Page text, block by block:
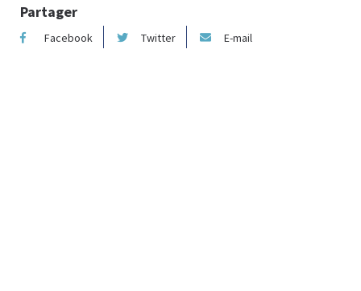
Partager
Facebook Twitter E-mail